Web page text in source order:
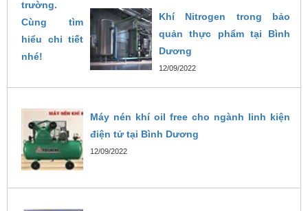
26/10/2024
Khí Nitrogen trong bảo
quản thực phẩm tại Bình
Dương
12/09/2022
Máy nén khí oil free cho ngành linh kiện
điện tử tại Bình Dương
12/09/2022